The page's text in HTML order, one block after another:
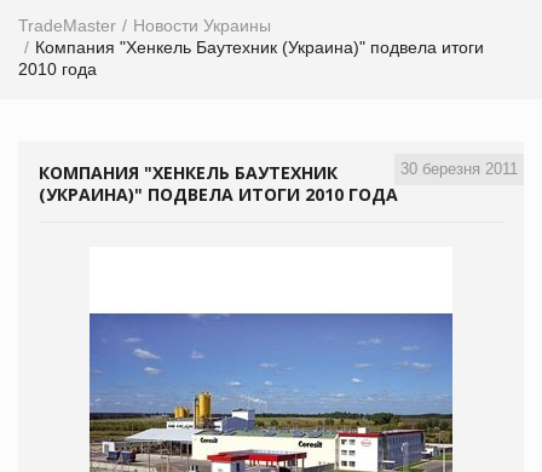
TradeMaster
Новости Украины
Компания "Хенкель Баутехник (Украина)" подвела итоги
2010 года
30 березня 2011
КОМПАНИЯ "ХЕНКЕЛЬ БАУТЕХНИК
(УКРАИНА)" ПОДВЕЛА ИТОГИ 2010 ГОДА